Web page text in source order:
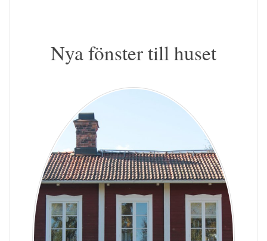
Nya fönster till huset